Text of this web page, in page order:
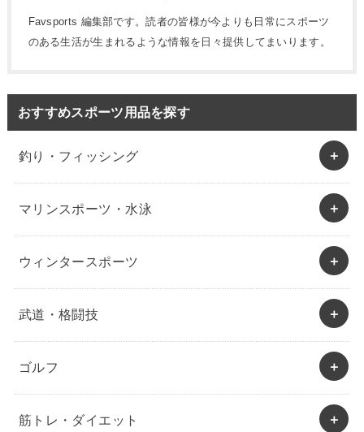
Favsports 編集部です。読者の皆様が今よりも日常にスポーツ
のある生活が生まれるような情報を日々提供してまいります。
おすすめスポーツ用品を探す
釣り・フィッシング
マリンスポーツ・水泳
ウィンタースポーツ
武道・格闘技
ゴルフ
筋トレ・ダイエット